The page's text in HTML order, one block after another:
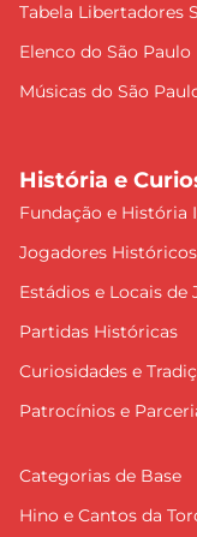
Tabela Libertadores
Elenco do São Paulo
Músicas do São
História e
Fundação e História
Jogadores Históricos
Estádios e Locais de
Partidas Históricas
Curiosidades e
Patrocínios e
Categorias de Base
Hino e Cantos da